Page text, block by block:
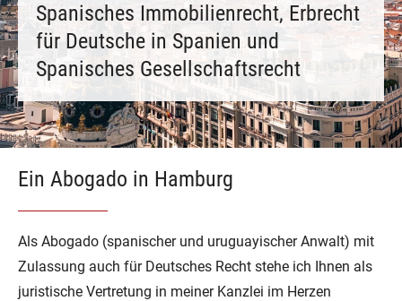
Spanisches Immobilienrecht, Erbrecht
für Deutsche in Spanien und
Spanisches Gesellschaftsrecht
Ein Abogado in Hamburg
Als Abogado (spanischer und uruguayischer Anwalt) mit
Zulassung auch für Deutsches Recht stehe ich Ihnen als
juristische Vertretung in meiner Kanzlei im Herzen